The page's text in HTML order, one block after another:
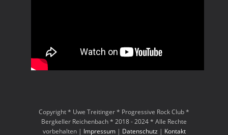
Copyright * Uwe Treitinger * Progressive Rock Club *
Bergkeller Reichenbach * 2018 - 2024 * Alle Rechte
vorbehalten | Impressum| Datenschutz | Kontakt